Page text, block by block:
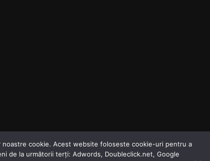
cookie. Acest website foloseste cookie-uri pentru a
de la următorii terți: Adwords, Doubleclick.net, Google